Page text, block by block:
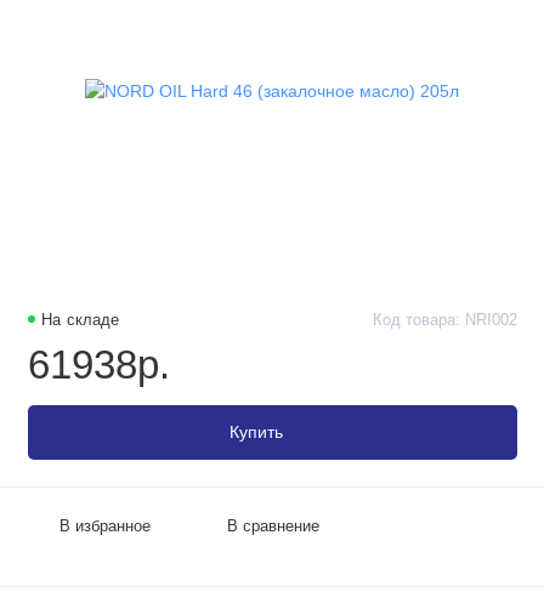
На складе Код товара: NRI002
61938р.
Купить
В избранное В сравнение